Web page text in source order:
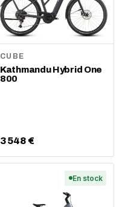
CUBE
Kathmandu Hybrid One
800
3 548 €
En stock